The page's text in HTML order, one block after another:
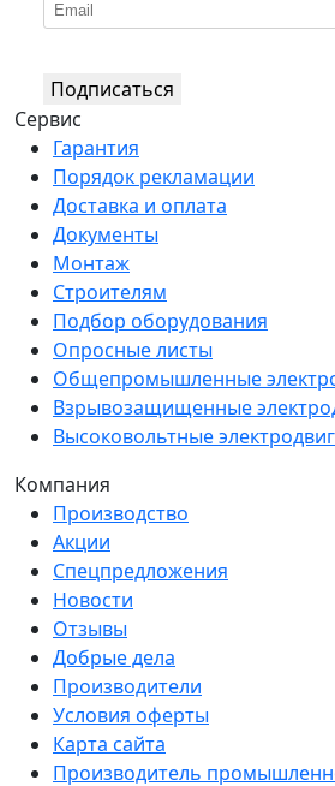
Подписаться
Сервис
Гарантия
Порядок рекламации
Доставка и оплата
Документы
Монтаж
Строителям
Подбор оборудования
Опросные листы
Общепромышленные
Взрывозащищенные
Высоковольтные
Компания
Производство
Акции
Спецпредложения
Новости
Отзывы
Добрые дела
Производители
Условия оферты
Карта сайта
Производитель